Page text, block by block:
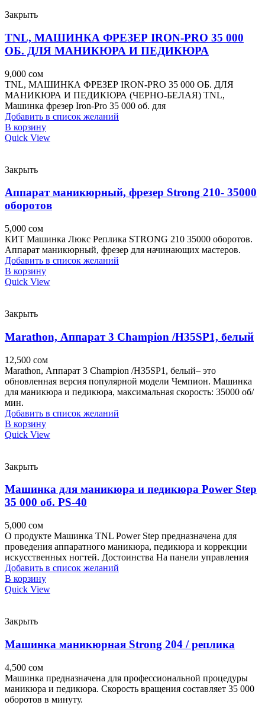
Закрыть
TNL, МАШИНКА ФРЕЗЕР IRON-PRO 35 000
ОБ. ДЛЯ МАНИКЮРА И ПЕДИКЮРА
9,000 сом
TNL, МАШИНКА ФРЕЗЕР IRON-PRO 35 000 ОБ. ДЛЯ
МАНИКЮРА И ПЕДИКЮРА (ЧЕРНО-БЕЛАЯ) TNL,
Машинка фрезер Iron-Pro 35 000 об. для
Добавить в список желаний
В корзину
Quick View
Закрыть
Аппарат маникюрный, фрезер Strong 210- 35000
оборотов
5,000 сом
КИТ Машинка Люкс Реплика STRONG 210 35000 оборотов.
Аппарат маникюрный, фрезер для начинающих мастеров.
Добавить в список желаний
В корзину
Quick View
Закрыть
Мarathon, Аппарат 3 Champion /H35SP1, белый
12,500 сом
Мarathon, Аппарат 3 Champion /H35SP1, белый– это
обновленная версия популярной модели Чемпион. Машинка
для маникюра и педикюра, максимальная скорость: 35000 об/
мин.
Добавить в список желаний
В корзину
Quick View
Закрыть
Машинка для маникюра и педикюра Power Step
35 000 об. PS-40
5,000 сом
О продукте Машинка TNL Power Step предназначена для
проведения аппаратного маникюра, педикюра и коррекции
искусственных ногтей. Достоинства На панели управления
Добавить в список желаний
В корзину
Quick View
Закрыть
Машинка маникюрная Strong 204 / реплика
4,500 сом
Машинка предназначена для профессиональной процедуры
маникюра и педикюра. Скорость вращения составляет 35 000
оборотов в минуту.